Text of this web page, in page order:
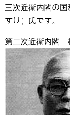
三次近衛内閣の
すけ）氏です。
第二次近衛内閣